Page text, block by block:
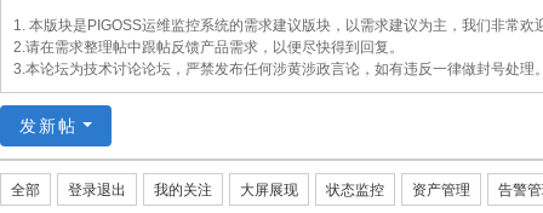
O
品
1. 本版块是PIGOSS运维监控系统的需求建议版块，以需求建议为主，我们非常
2.请在需求整理帖中跟帖反馈产品需求，以便尽快得到回复。
3.本论坛为技术讨论论坛，严禁发布任何涉黄涉政言论，如有违反一律做封号处理
发新帖
全部 登录退出 我的关注 大屏展现 状态监控 资产管理 告警